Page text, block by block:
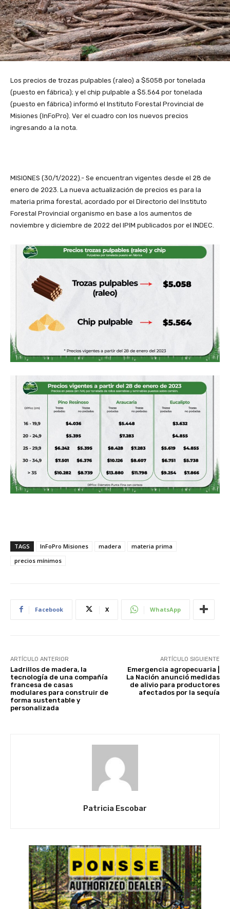
Los precios de trozas pulpables (raleo) a $5058 por tonelada
(puesto en fábrica); y el chip pulpable a $5.564 por tonelada
(puesto en fábrica) informó el Instituto Forestal Provincial de
Misiones (InFoPro). Ver el cuadro con los nuevos precios
ingresando a la nota.
MISIONES (30/1/2022).- Se encuentran vigentes desde el 28 de
enero de 2023. La nueva actualización de precios es para la
materia prima forestal, acordado por el Directorio del Instituto
Forestal Provincial organismo en base a los aumentos de
noviembre y diciembre de 2022 del IPIM publicados por el INDEC.
TAGS InFoPro Misiones madera
materia prima
precios mínimos
Facebook X WhatsApp
ARTÍCULO ANTERIOR
Ladrillos de madera, la
tecnología de una compañía
francesa de casas
modulares para construir de
forma sustentable y
personalizada
ARTÍCULO SIGUIENTE
Emergencia agropecuaria |
La Nación anunció medidas
de alivio para productores
afectados por la sequía
Patricia Escobar